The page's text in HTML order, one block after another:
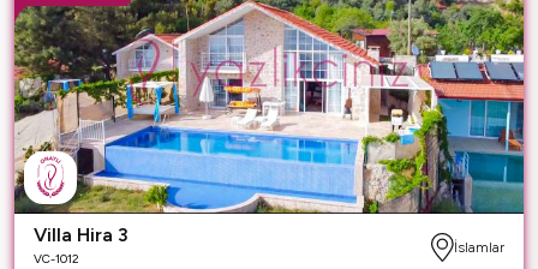
Villa Hira 3
VC-1012
İslamlar